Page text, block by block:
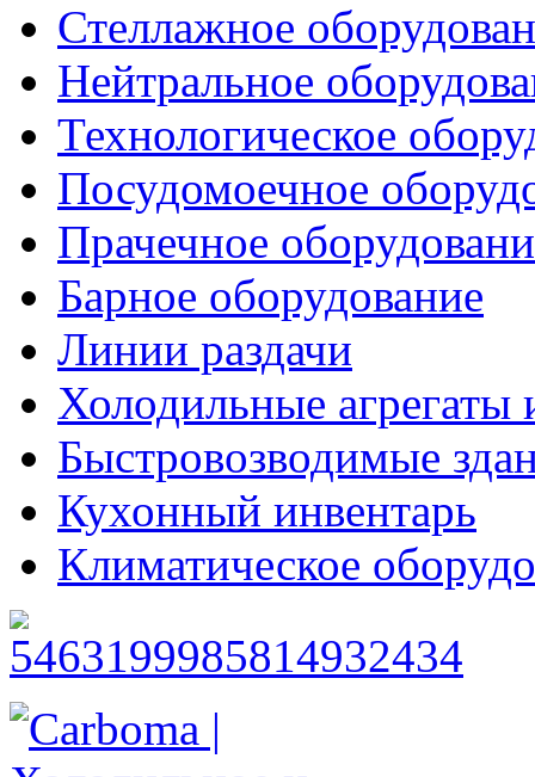
Стеллажное
Нейтральное
Технологическое
Посудомоечное
Прачечное
Барное оборудование
Линии раздачи
Холодильные агрегаты
Быстровозводимые
Кухонный инвентарь
Климатическое